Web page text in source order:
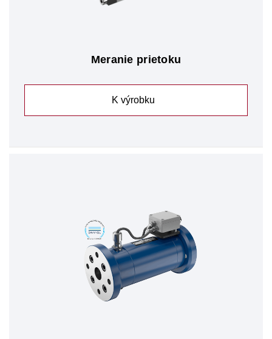
Meranie prietoku
K výrobku